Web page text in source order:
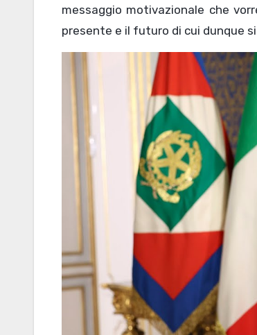
messaggio motivazionale che
presente e il futuro di cui dunque